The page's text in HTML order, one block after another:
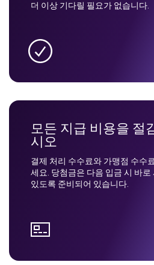
더 이상 기다릴 필요가 없습니다.
모든 지급 비용을 절
시오
결제 처리 수수료와 가맹점 수수
세요. 당첨금은 다음 입금 시 바로
있도록 준비되어 있습니다.